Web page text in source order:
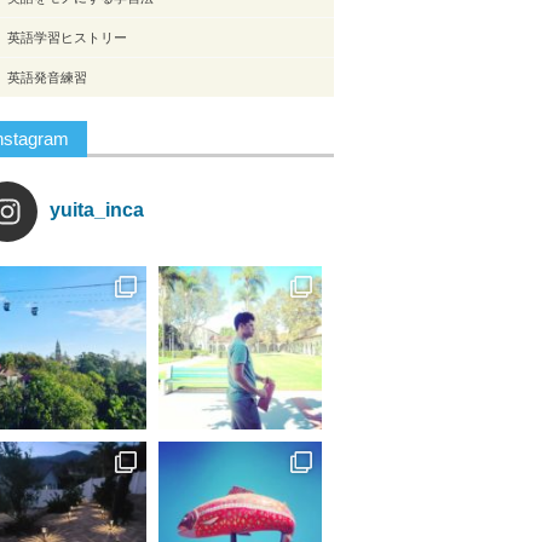
英語学習ヒストリー
英語発音練習
yuita_inca